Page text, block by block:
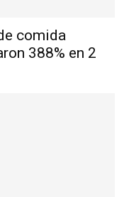
comida
388% en 2